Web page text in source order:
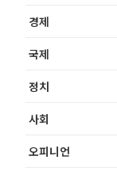
경제
국제
정치
사회
오피니언